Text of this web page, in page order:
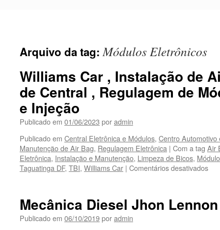
Arquivo da tag:Módulos Eletrônicos
Williams Car , Instalação de
de Central , Regulagem de
e Injeção
Publicado em 01/06/2023 poradmin
Publicado em Central Eletrônica e Módulos, Centro Automotivo
Manutenção de Air Bag, Regulagem Eletrônica | Com a tag Air
Eletrônica, Instalação e Manutenção, Limpeza de Bicos,
Taguatinga DF, TBI, Williams Car | Comentários desativados
Mecânica Diesel Jhon Lennon
Publicado em 06/10/2019poradmin